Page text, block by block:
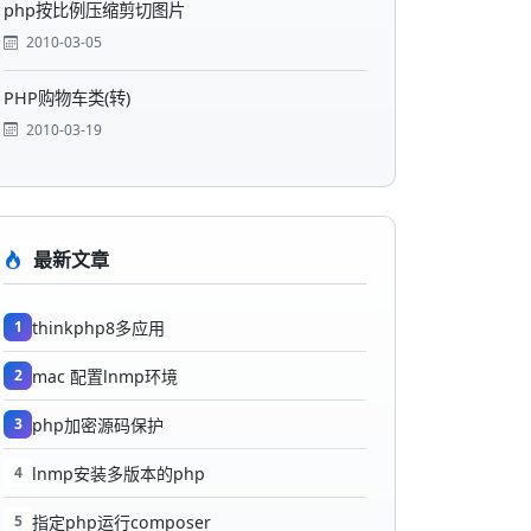
php按比例压缩剪切图片
2010-03-05
PHP购物车类(转)
2010-03-19
最新文章
1 thinkphp8多应用
2 mac 配置lnmp环境
3 php加密源码保护
4 lnmp安装多版本的php
5 指定php运行composer